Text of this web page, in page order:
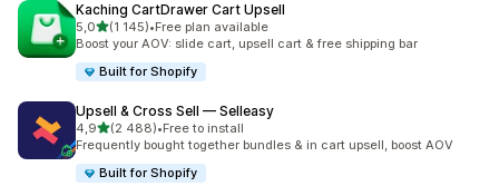
Kaching CartDrawer Cart Upsell
5,0na 5 gwiazdek
(1 145)
Łączna liczba recenzji: 1145
•Free plan available
Boost your AOV: slide cart, upsell cart & free shipping bar
Built for Shopify
Upsell & Cross Sell — Selleasy
4,9na 5 gwiazdek
(2 488)
Łączna liczba recenzji: 2488
•Free to install
Frequently bought together bundles & in cart upsell, boost AOV
Built for Shopify